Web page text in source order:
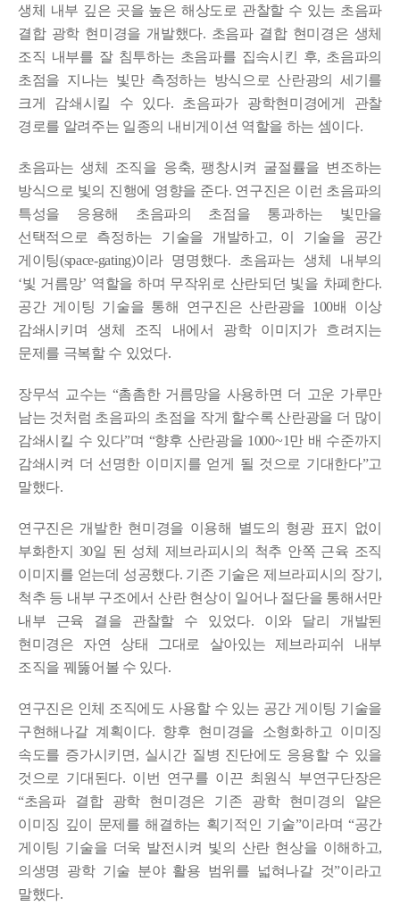
생체 내부 깊은 곳을 높은 해상도로 관찰할 수 있는 초음파
결합 광학 현미경을 개발했다. 초음파 결합 현미경은 생체
조직 내부를 잘 침투하는 초음파를 집속시킨 후, 초음파의
초점을 지나는 빛만 측정하는 방식으로 산란광의 세기를
크게 감쇄시킬 수 있다. 초음파가 광학현미경에게 관찰
경로를 알려주는 일종의 내비게이션 역할을 하는 셈이다.
초음파는 생체 조직을 응축, 팽창시켜 굴절률을 변조하는
방식으로 빛의 진행에 영향을 준다. 연구진은 이런 초음파의
특성을 응용해 초음파의 초점을 통과하는 빛만을
선택적으로 측정하는 기술을 개발하고, 이 기술을 공간
게이팅(space-gating)이라 명명했다. 초음파는 생체 내부의
‘빛 거름망’ 역할을 하며 무작위로 산란되던 빛을 차폐한다.
공간 게이팅 기술을 통해 연구진은 산란광을 100배 이상
감쇄시키며 생체 조직 내에서 광학 이미지가 흐려지는
문제를 극복할 수 있었다.
장무석 교수는 “촘촘한 거름망을 사용하면 더 고운 가루만
남는 것처럼 초음파의 초점을 작게 할수록 산란광을 더 많이
감쇄시킬 수 있다”며 “향후 산란광을 1000~1만 배 수준까지
감쇄시켜 더 선명한 이미지를 얻게 될 것으로 기대한다”고
말했다.
연구진은 개발한 현미경을 이용해 별도의 형광 표지 없이
부화한지 30일 된 성체 제브라피시의 척추 안쪽 근육 조직
이미지를 얻는데 성공했다. 기존 기술은 제브라피시의 장기,
척추 등 내부 구조에서 산란 현상이 일어나 절단을 통해서만
내부 근육 결을 관찰할 수 있었다. 이와 달리 개발된
현미경은 자연 상태 그대로 살아있는 제브라피쉬 내부
조직을 꿰뚫어볼 수 있다.
연구진은 인체 조직에도 사용할 수 있는 공간 게이팅 기술을
구현해나갈 계획이다. 향후 현미경을 소형화하고 이미징
속도를 증가시키면, 실시간 질병 진단에도 응용할 수 있을
것으로 기대된다. 이번 연구를 이끈 최원식 부연구단장은
“초음파 결합 광학 현미경은 기존 광학 현미경의 얕은
이미징 깊이 문제를 해결하는 획기적인 기술”이라며 “공간
게이팅 기술을 더욱 발전시켜 빛의 산란 현상을 이해하고,
의생명 광학 기술 분야 활용 범위를 넓혀나갈 것”이라고
말했다.